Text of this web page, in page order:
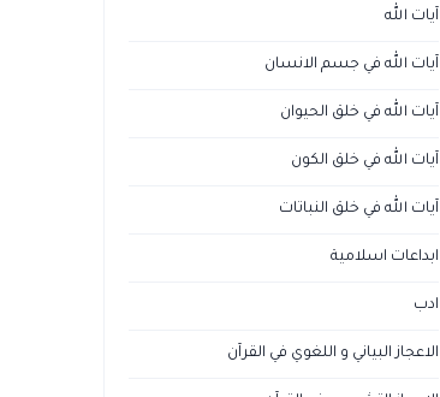
آيات الله
آيات الله في جسم الانسان
آيات الله في خلق الحيوان
آيات الله في خلق الكون
آيات الله في خلق النباتات
ابداعات اسلامية
ادب
الاعجاز البياني و اللغوي في القرآن